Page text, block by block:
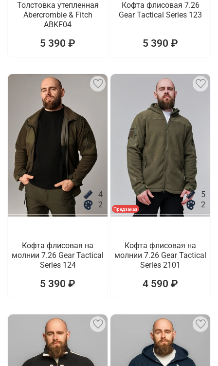
Толстовка утепленная
Abercrombie & Fitch
ABKF04
5 390 ₽
Кофта флисовая 7.26
Gear Tactical Series 123
5 390 ₽
4
2
Кофта флисовая на
молнии 7.26 Gear Tactical
Series 124
5 390 ₽
Предзаказ
5
2
Кофта флисовая на
молнии 7.26 Gear Tactical
Series 2101
4 590 ₽